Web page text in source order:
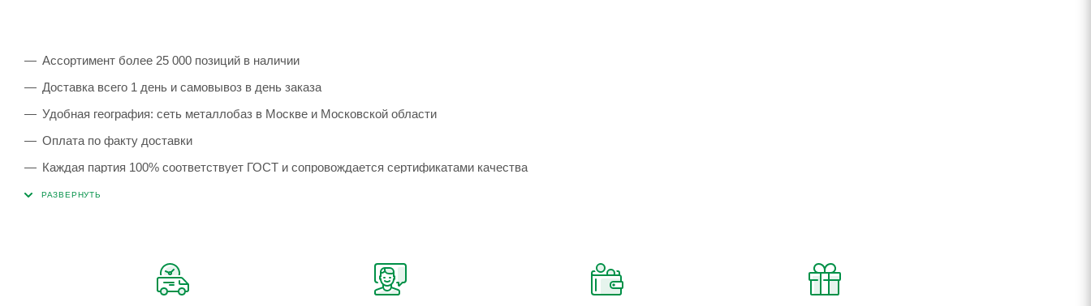
Ассортимент более 25 000 позиций в наличии
Доставка всего 1 день и самовывоз в день заказа
Удобная география: сеть металлобаз в Москве и Московской области
Оплата по факту доставки
Каждая партия 100% соответствует ГОСТ и сопровождается сертификатами качества
Сервисные услуги: резка, гибка, металлообработка